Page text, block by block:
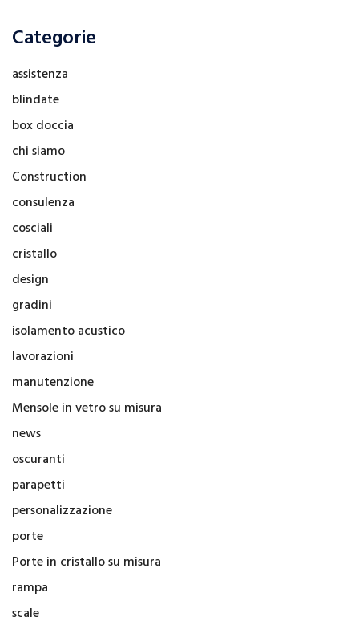
Categorie
assistenza
blindate
box doccia
chi siamo
Construction
consulenza
cosciali
cristallo
design
gradini
isolamento acustico
lavorazioni
manutenzione
Mensole in vetro su misura
news
oscuranti
parapetti
personalizzazione
porte
Porte in cristallo su misura
rampa
scale